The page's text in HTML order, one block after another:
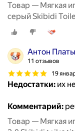
Товар — Мягкая
серый Skibidi
Антон
11 отзывов
19
Недостатки: их
Комментарий:
Товар — Мягкая